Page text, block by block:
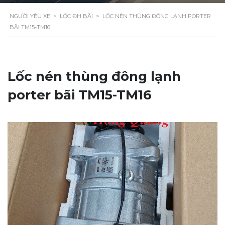
NGƯỜI YÊU XE > LỐC ĐH BÃI > LỐC NÉN THÙNG ĐÔNG LẠNH PORTER
BÃI TM15-TM16
Lốc nén thùng đông lạnh
porter bãi TM15-TM16